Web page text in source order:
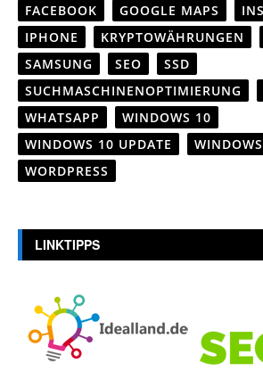
FACEBOOK
GOOGLE MAPS
IPHONE
KRYPTOWÄHRUNGEN
SAMSUNG
SEO
SSD
SUCHMASCHINENOPTIMIERUNG
WHATSAPP
WINDOWS 10
WINDOWS 10 UPDATE
WORDPRESS
LINKTIPPS